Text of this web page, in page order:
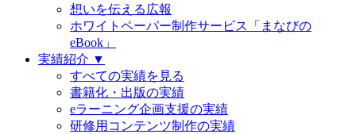
想いを伝える広報
ホワイトペーパー制作サービス「まなびの
eBook」
実績紹介 ▼
すべての実績を見る
書籍化・出版の実績
eラーニング企画支援の実績
研修用コンテンツ制作の実績